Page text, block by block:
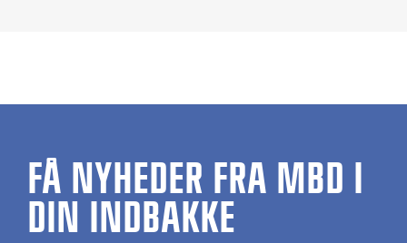
FÅ NYHEDER FRA MBD I
DIN INDBAKKE